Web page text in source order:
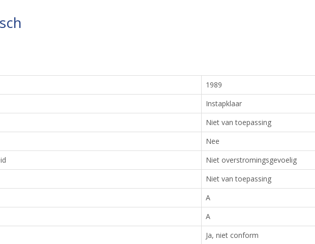
1989
Instapklaar
Niet van toepassing
Nee
Niet overstromingsgevoelig
Niet van toepassing
A
A
Ja, niet conform